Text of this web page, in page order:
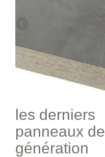
les derniers
panneaux de
génération